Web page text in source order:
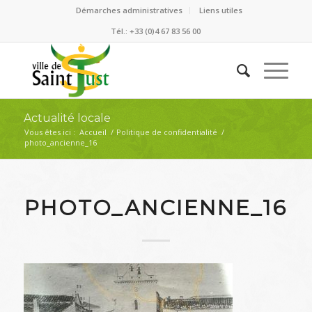
Démarches administratives
Liens utiles
Tél.: +33 (0)4 67 83 56 00
Actualité locale
Vous êtes ici : Accueil / Politique de confidentialité /
photo_ancienne_16
PHOTO_ANCIENNE_16